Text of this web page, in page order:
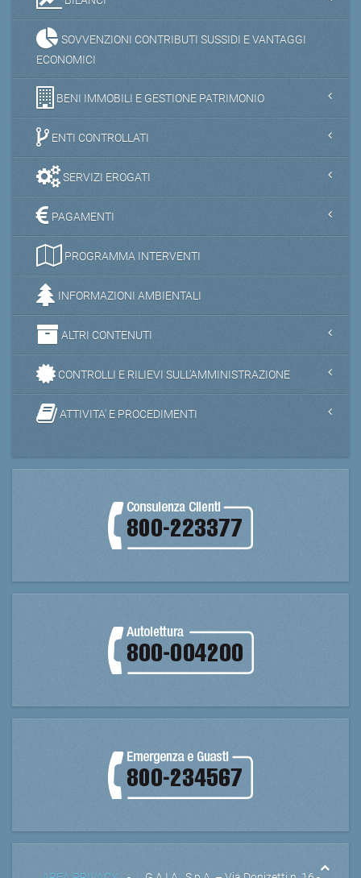
SOVVENZIONI CONTRIBUTI SUSSIDI E VANTAGGI
ECONOMICI
BENI IMMOBILI E GESTIONE PATRIMONIO
ENTI CONTROLLATI
SERVIZI EROGATI
PAGAMENTI
PROGRAMMA INTERVENTI
INFORMAZIONI AMBIENTALI
ALTRI CONTENUTI
CONTROLLI E RILIEVI SULL'AMMINISTRAZIONE
ATTIVITA' E PROCEDIMENTI